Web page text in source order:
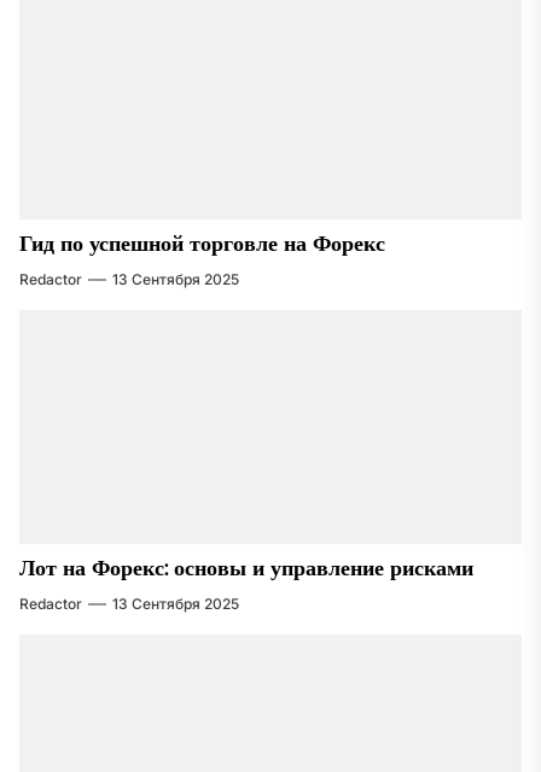
Гид по успешной торговле на Форекс
Redactor 13 Сентября 2025
Лот на Форекс: основы и управление рисками
Redactor 13 Сентября 2025